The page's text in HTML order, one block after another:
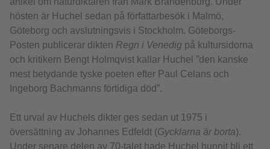
hösten är Huchel sedan på författarbesök i Malmö,
Göteborg och avslutningsvis i Stockholm. Göteborgs-
Posten publicerar dikten Regn i Venedig på kultursidorna
och kritikern Bengt Holmqvist kallar Huchel ”den kanske
mest betydande tyske poeten efter Paul Celans och
Ingeborg Bachmanns förtidiga död”.
Ett urval av Huchels dikter ges sedan ut 1975 i
översättning av Johannes Edfeldt (Gycklarna är borta).
Under senare delen av 70-talet hade Huchel hunnit bli ett